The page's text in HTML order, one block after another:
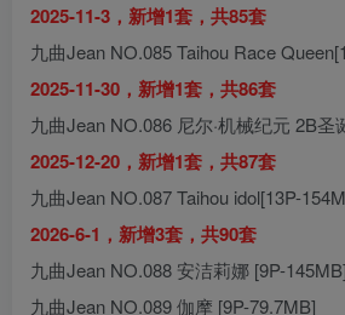
2025-11-3，新增1套，共85套
九曲Jean NO.085 Taihou Race
2025-11-30，新增1套，共86套
九曲Jean NO.086 尼尔·机械纪元 2B圣
2025-12-20，新增1套，共87套
九曲Jean NO.087 Taihou idol[13P-
2026-6-1，新增3套，共90套
九曲Jean NO.088 安洁莉娜 [9P-145MB]
九曲Jean NO.089 伽摩 [9P-79.7MB]